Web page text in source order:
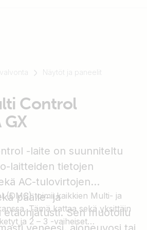
Näytöt ja paneelit
Control
-laite on suunniteltu
laitteiden tietojen
AC-tulovirtojen
päälle- ja
etäohjatusti. Sen muotoilu
(DMC) toimii kaikkien Multi- ja
Tämä kattaa sekä yksittäin
ja 2 – 3 -vaiheiset